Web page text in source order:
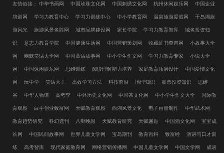
友情链接： 中华书画网 中国珍珠文化网 中国刺绣文化网 杭州休闲娱乐网 中国企业
培训网 学习力教育中心 学习力训练中心 中小学教育网 温泉旅游度假网 千岛湖旅
游风光 旅游风景名胜网 城市品牌建设网 家长学院 学习力教育智库 域名投资知
识 意志力教育学院 中国健康生活网 中国营销策划网 收藏证书查询网 小故事大全
网 幽默笑话大全网 中国童话故事网 中小学生作文网 学习力教育专家 小说大全
网 中国休闲娱乐网 思维训练 阅读理解能力培养 家庭教育顶层设计 中国爱情文化
网 玩中学 笑话大王 高效学习方法 科技前沿 地理知识 股票投资知识 思维
谷 中华人物谱 高考季 中外历史文化网 中国茶文化网 中小学生作文大全 国际教
育观察 白手创业致富网 天赋教育观察 西湖风景文化 电子画册制作 中华武术网
教育趋势研究 科幻选刊 八卦晚报 天赋教育研究 天赋邂逅 中国酒文化网 宝宝成
长网 中国民间故事网 世界儿童文学网 宝岛期刊 教育百科 致富经 演讲与口才训
练 高考智库 现代家庭教育网 网络营销传播网 中国儿童文学网 中国文学网 成语